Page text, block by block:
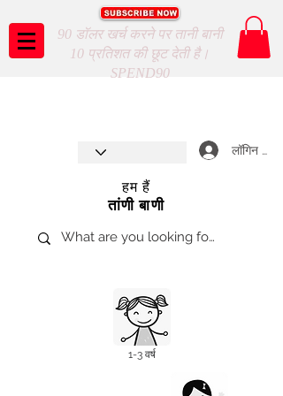
90 डॉलर खर्च करने पर तानी बानी
10 प्रतिशत की छूट देती है।
SPEND90
लॉगिन करें
हम हैं
तांणी बाणी
1-3 वर्ष